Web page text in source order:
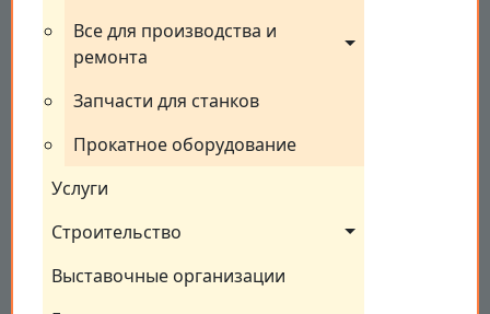
Все для производства и
ремонта
Запчасти для станков
Прокатное оборудование
Услуги
Строительство
Выставочные организации